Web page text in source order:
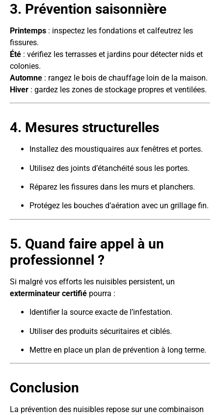
3. Prévention saisonnière
Printemps : inspectez les fondations et calfeutrez les
fissures.
Été : vérifiez les terrasses et jardins pour détecter nids et
colonies.
Automne : rangez le bois de chauffage loin de la maison.
Hiver : gardez les zones de stockage propres et ventilées.
4. Mesures structurelles
Installez des moustiquaires aux fenêtres et portes.
Utilisez des joints d’étanchéité sous les portes.
Réparez les fissures dans les murs et planchers.
Protégez les bouches d’aération avec un grillage fin.
5. Quand faire appel à un
professionnel ?
Si malgré vos efforts les nuisibles persistent, un
exterminateur certifié pourra :
Identifier la source exacte de l’infestation.
Utiliser des produits sécuritaires et ciblés.
Mettre en place un plan de prévention à long terme.
Conclusion
La prévention des nuisibles repose sur une combinaison